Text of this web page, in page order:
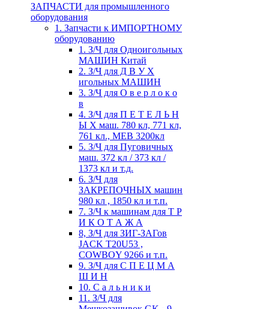
ЗАПЧАСТИ для промышленного
оборудования
1. Запчасти к ИМПОРТНОМУ
оборудованию
1. З/Ч для Одноигольных
МАШИН Китай
2. З/Ч для Д В У Х
игольных МАШИН
3. З/Ч для О в е р л о к о
в
4. З/Ч для П Е Т Е Л Ь Н
Ы Х маш. 780 кл, 771 кл,
761 кл., MEB 3200кл
5. З/Ч для Пуговичных
маш. 372 кл / 373 кл /
1373 кл и т.д.
6. З/Ч для
ЗАКРЕПОЧНЫХ машин
980 кл , 1850 кл и т.п.
7. З/Ч к машинам для Т Р
И К О Т А Ж А
8, З/Ч для ЗИГ-ЗАГов
JACK Т20U53 ,
COWBOY 9266 и т.п.
9. З/Ч для С П Е Ц М А
Ш И Н
10. С а л ь н и к и
11. З/Ч для